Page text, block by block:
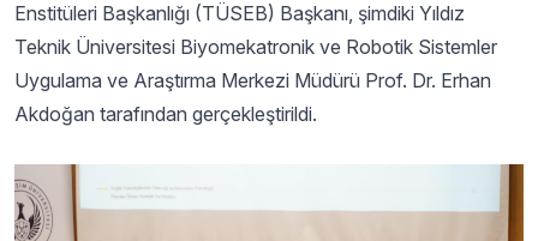
Enstitüleri Başkanlığı (TÜSEB) Başkanı, şimdiki Yıldız
Teknik Üniversitesi Biyomekatronik ve Robotik Sistemler
Uygulama ve Araştırma Merkezi Müdürü Prof. Dr. Erhan
Akdoğan tarafından gerçekleştirildi.